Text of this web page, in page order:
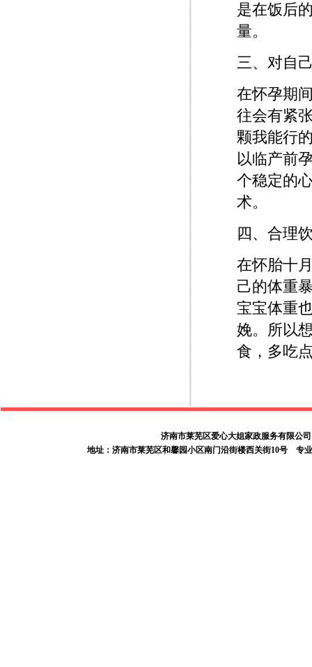
是在饭后
量。
三、对自
在怀孕期
往会有紧
颗我能行
以临产前
个稳定的
术。
四、合理
在怀胎十
己的体重
宝宝体重
娩。所以
食，多吃
济南市莱芜区爱心大姐家政服务有限公
地址：济南市莱芜区和馨园小区南门沿街楼西关街10号 专